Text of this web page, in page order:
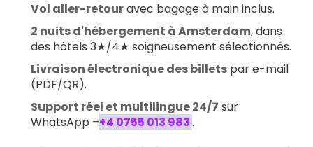
Vol aller-retour avec bagage à main inclus.
2 nuits d'hébergement à Amsterdam, dans
des hôtels 3★/4★ soigneusement sélectionnés.
Livraison électronique des billets par e-mail
(PDF/QR).
Support réel et multilingue 24/7 sur
WhatsApp –+4 0755 013 983.